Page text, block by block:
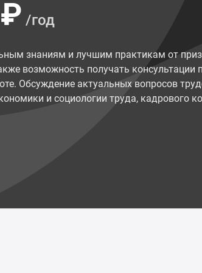
/год
знаниям и лучшим практикам от
возможность получать консультации
Обсуждение актуальных вопросов
и социологии труда, кадрового